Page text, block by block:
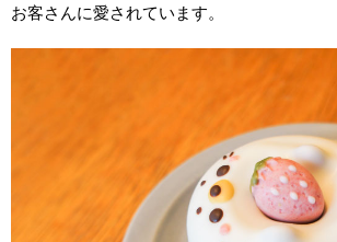
お客さんに愛されています。